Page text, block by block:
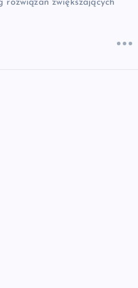
rozwiązań zwiększających